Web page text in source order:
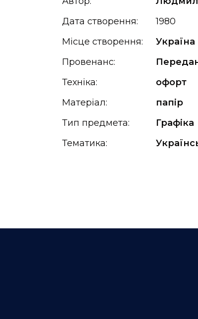
Дата створення:
1980
Місце створення:
Україна
Провенанс:
Техніка:
офорт
Матеріал:
папір
Тип предмета:
Графіка
Тематика: